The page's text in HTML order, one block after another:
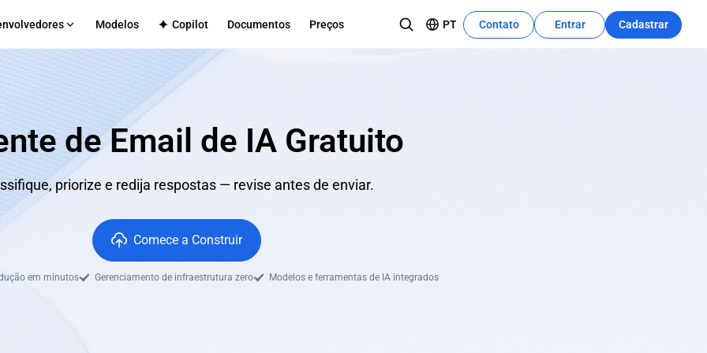
Multi-Tenant
de implantação para sua
eletrônico
flexível de serviço frontend-backend
CMS
Web
integrada de aplicação full-stack
de Tópicos
de alterações
Diretamente
Modelos Copilot Documentos Preços PT Contato Entrar Cadastrar
de Email de IA Gratuito
priorize e redija respostas — revise antes de enviar.
Comece a Construir
em minutos Gerenciamento de infraestrutura zero Modelos e ferramentas de IA integrados